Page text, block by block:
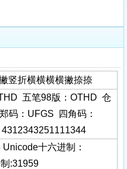
竖折横横横横撇捺捺
五笔98版：OTHD 仓
码：UFGS 四角码：
十六进制：
:31959